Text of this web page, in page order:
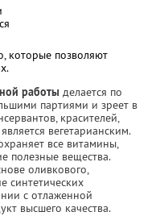
которые позволяют
работы делается по
партиями и зреет в
красителей,
вегетарианским.
все витамины,
полезные вещества.
оливкового,
синтетических
с отлаженной
высшего качества.